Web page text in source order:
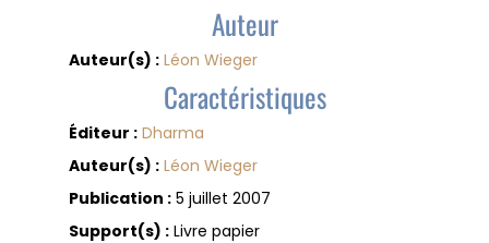
Auteur
Auteur(s) : Léon Wieger
Caractéristiques
Éditeur : Dharma
Auteur(s) : Léon Wieger
Publication :5 juillet 2007
Support(s) :Livre papier